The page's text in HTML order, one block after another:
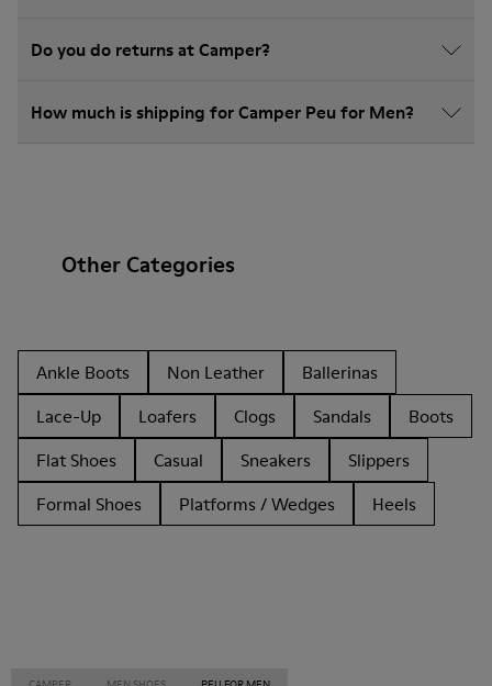
Do you do returns at Camper?
How much is shipping for Camper Peu for Men?
Other Categories
Ankle Boots Non Leather
Ballerinas
Lace-Up
Loafers Clogs Sandals
Boots
Flat Shoes
Casual Sneakers
Slippers
Formal Shoes
Platforms / Wedges Heels